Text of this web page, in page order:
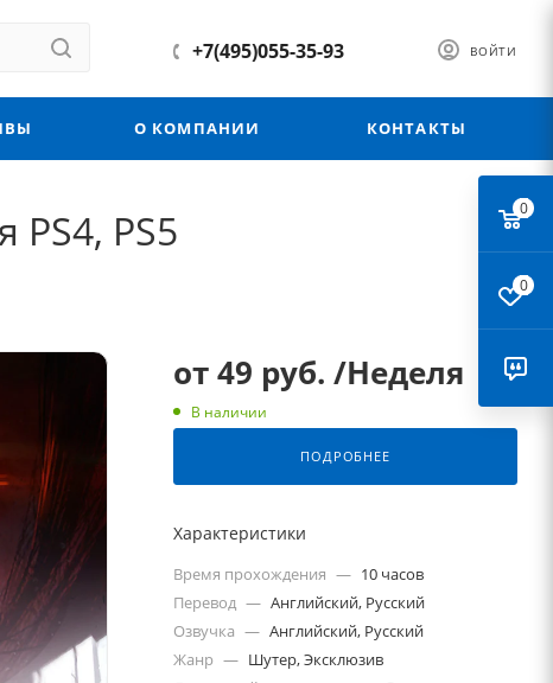
ВОЙТИ
+7(495)055-35-93
О КОМПАНИИ КОНТАКТЫ
PS4, PS5
от49 руб. /Неделя
В наличии
ПОДРОБНЕЕ
Характеристики
Время прохождения — 10 часов
Перевод — Английский, Русский
Озвучка — Английский, Русский
Жанр — Шутер, Эксклюзив
0
0